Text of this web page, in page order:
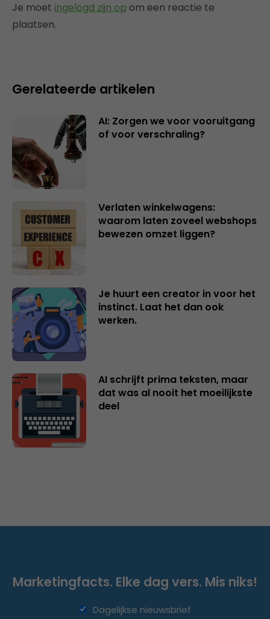
Je moet ingelogd zijn op om een reactie te
plaatsen.
Gerelateerde artikelen
AI: Zorgen we voor vooruitgang
of voor verschraling?
Verlaten winkelwagens:
waarom laten zoveel webshops
bewezen omzet liggen?
Je huurt een creator in voor het
instinct. Laat het dan ook
werken.
AI schrijft prima teksten, maar
dat was al nooit het moeilijkste
deel
Marketingfacts. Elke dag vers. Mis niks!
Dagelijkse nieuwsbrief